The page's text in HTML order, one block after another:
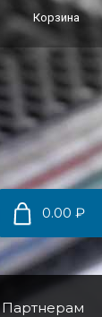
Корзина
0.00 ₽
Партнерам